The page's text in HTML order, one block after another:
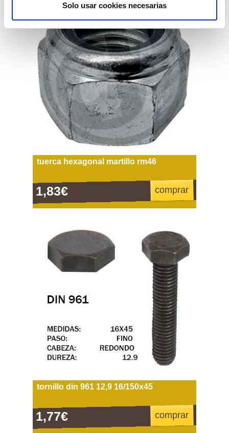
Solo usar cookies necesarias
tuerca hexagonal martillo rm46
1,83€ comprar
tornillo din 961 12,9 16/150x45
1,77€ comprar